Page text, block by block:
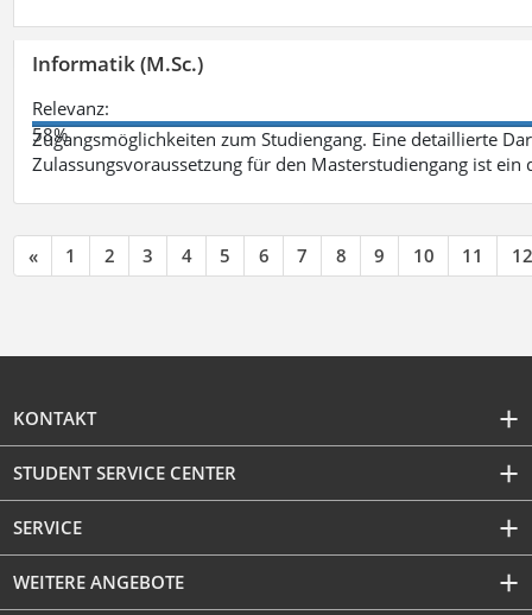
Informatik (M.Sc.)
Relevanz:
58%
Zugangsmöglichkeiten zum Studiengang. Eine detaillierte
Zulassungsvoraussetzung für den Masterstudiengang ist
« 1 2 3 4 5 6 7 8 9 10 11 12
KONTAKT
STUDENT SERVICE CENTER
SERVICE
WEITERE ANGEBOTE